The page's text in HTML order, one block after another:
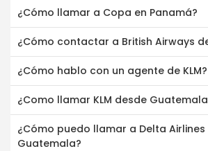
¿Cómo llamar a Copa en Panamá?
¿Cómo contactar a British Airways
¿Cómo hablo con un agente de KLM?
¿Como llamar KLM desde
¿Cómo puedo llamar a Delta
Guatemala?